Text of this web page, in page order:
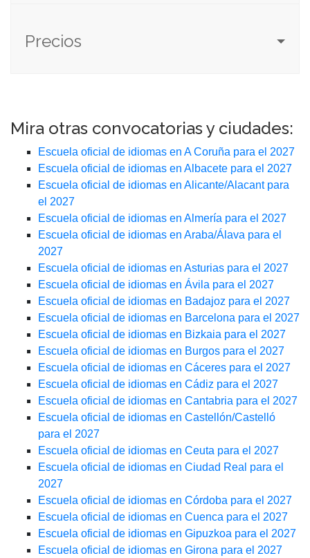
Precios
Mira otras convocatorias y ciudades:
Escuela oficial de idiomas en A Coruña para el 2027
Escuela oficial de idiomas en Albacete para el 2027
Escuela oficial de idiomas en Alicante/Alacant para
el 2027
Escuela oficial de idiomas en Almería para el 2027
Escuela oficial de idiomas en Araba/Álava para el
2027
Escuela oficial de idiomas en Asturias para el 2027
Escuela oficial de idiomas en Ávila para el 2027
Escuela oficial de idiomas en Badajoz para el 2027
Escuela oficial de idiomas en Barcelona para el 2027
Escuela oficial de idiomas en Bizkaia para el 2027
Escuela oficial de idiomas en Burgos para el 2027
Escuela oficial de idiomas en Cáceres para el 2027
Escuela oficial de idiomas en Cádiz para el 2027
Escuela oficial de idiomas en Cantabria para el 2027
Escuela oficial de idiomas en Castellón/Castelló
para el 2027
Escuela oficial de idiomas en Ceuta para el 2027
Escuela oficial de idiomas en Ciudad Real para el
2027
Escuela oficial de idiomas en Córdoba para el 2027
Escuela oficial de idiomas en Cuenca para el 2027
Escuela oficial de idiomas en Gipuzkoa para el 2027
Escuela oficial de idiomas en Girona para el 2027